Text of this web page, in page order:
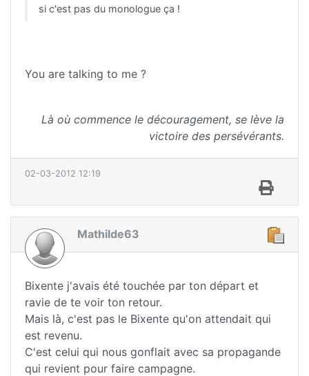
si c'est pas du monologue ça !
You are talking to me ?
Là où commence le découragement, se lève la
victoire des persévérants.
02-03-2012 12:19
Mathilde63
Bixente j'avais été touchée par ton départ et
ravie de te voir ton retour.
Mais là, c'est pas le Bixente qu'on attendait qui
est revenu.
C'est celui qui nous gonflait avec sa propagande
qui revient pour faire campagne.